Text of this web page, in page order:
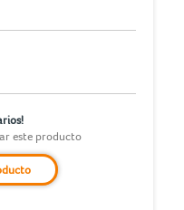
este producto